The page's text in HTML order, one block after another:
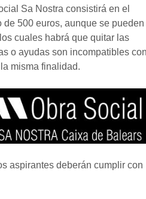
Sa Nostra consistirá en el
500 euros, aunque se pueden
cuales habrá que quitar las
o ayudas son incompatibles con
misma finalidad.
aspirantes deberán cumplir con